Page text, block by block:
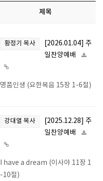
제목
황정기 목사
[2026.01.04] 주
일찬양예배
명품인생 (요한복음 15장 1-6절)
강대열 목사
[2025.12.28] 주
일찬양예배
I have a dream (이사야 11장 1
-10절)